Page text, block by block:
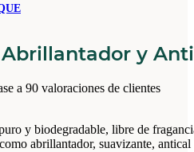
y
a 90 valoraciones de clientes
y biodegradable, libre de
abrillantador, suavizante, antical